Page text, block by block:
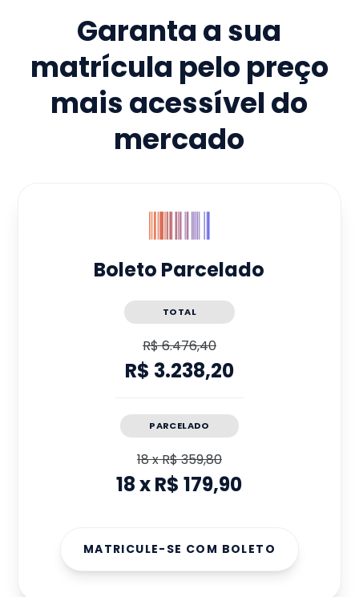
Garanta a sua
matrícula pelo preço
mais acessível do
mercado
Boleto Parcelado
TOTAL
R$ 6.476,40
R$ 3.238,20
PARCELADO
18xR$ 359,80
18xR$ 179,90
MATRICULE-SE COM BOLETO